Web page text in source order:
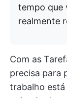
tempo que
realmente
Com as
precisa para
trabalho está